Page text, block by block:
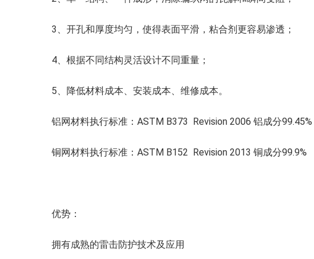
3、开孔和厚度均匀，使得表面平滑，粘合剂更容易渗透；
4、根据不同结构灵活设计不同重量；
5、降低材料成本、安装成本、维修成本。
铝网材料执行标准：ASTM B373 Revision 2006 铝成分99.45%
铜网材料执行标准：ASTM B152 Revision 2013 铜成分99.9%
优势：
拥有成熟的雷击防护技术及应用